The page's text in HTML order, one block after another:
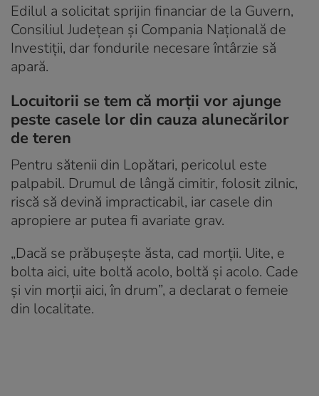
Edilul a solicitat sprijin financiar de la Guvern,
Consiliul Județean și Compania Națională de
Investiții, dar fondurile necesare întârzie să
apară.
Locuitorii se tem că morții vor ajunge
peste casele lor din cauza alunecărilor
de teren
Pentru sătenii din Lopătari, pericolul este
palpabil. Drumul de lângă cimitir, folosit zilnic,
riscă să devină impracticabil, iar casele din
apropiere ar putea fi avariate grav.
„Dacă se prăbușește ăsta, cad morții. Uite, e
bolta aici, uite boltă acolo, boltă și acolo. Cade
și vin morții aici, în drum”, a declarat o femeie
din localitate.